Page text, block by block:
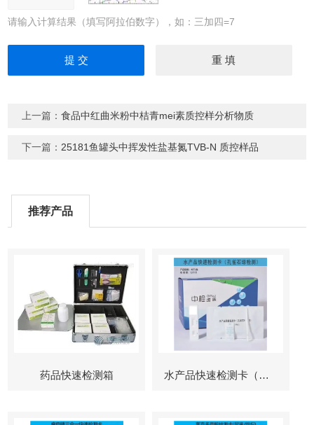
请输入计算结果（填写阿拉伯数字），如：三加四=7
上一篇：食品中红曲米粉中桔青mei素质控样分析物质
下一篇：25181鱼罐头中挥发性盐基氮TVB-N 质控样品
推荐产品
药品快速检测箱 水产品快速检测卡（孔雀石绿检测）